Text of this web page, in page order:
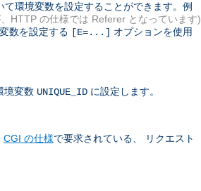
環境変数を設定することができます。例
HTTP の仕様では Referer となっています)
数を設定する [E=...] オプションを使用
境変数 UNIQUE_ID に設定します。
CGI の仕様で要求されている、 リクエスト